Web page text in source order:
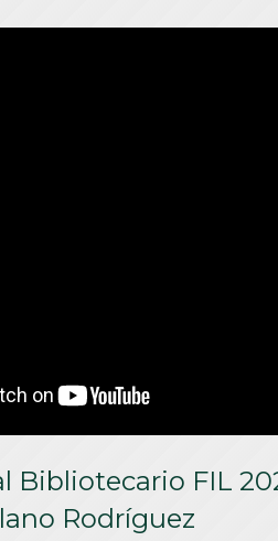
Bibliotecario FIL
Rodríguez